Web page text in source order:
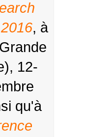
, à
12-
qu'à